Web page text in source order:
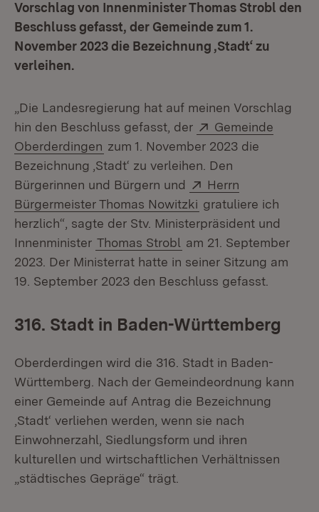
Vorschlag von Innenminister Thomas Strobl den
Beschluss gefasst, der Gemeinde zum 1.
November 2023 die Bezeichnung ‚Stadt‘ zu
verleihen.
„Die Landesregierung hat auf meinen Vorschlag
hin den Beschluss gefasst, der
Extern:
Gemeinde
Oberderdingen (Öffnet in neuem Fenster)
zum 1. November 2023 die
Bezeichnung ‚Stadt‘ zu verleihen. Den
Bürgerinnen und Bürgern und
Extern:
Herrn
Bürgermeister Thomas Nowitzki (Öffnet in neuem
gratuliere ich
herzlich“, sagte der Stv. Ministerpräsident und
Innenminister Thomas Strobl am 21. September
2023. Der Ministerrat hatte in seiner Sitzung am
19. September 2023 den Beschluss gefasst.
316. Stadt in Baden-Württemberg
Oberderdingen wird die 316. Stadt in Baden-
Württemberg. Nach der Gemeindeordnung kann
einer Gemeinde auf Antrag die Bezeichnung
‚Stadt‘ verliehen werden, wenn sie nach
Einwohnerzahl, Siedlungsform und ihren
kulturellen und wirtschaftlichen Verhältnissen
„städtisches Gepräge“ trägt.